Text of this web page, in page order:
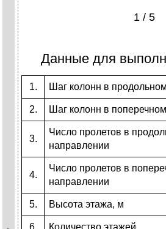
1 / 5
Данные для
1. Шаг колонн в
2. Шаг колонн в
3.
Число пролетов в
направлении
4.
Число пролетов в
направлении
5. Высота этажа, м